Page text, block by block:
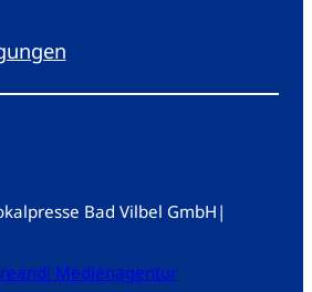
Bad Vilbel GmbH |
Medienagentur